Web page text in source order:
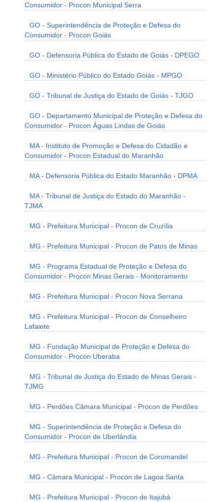
Consumidor - Procon Municipal Serra
GO - Superintendência de Proteção e Defesa do
Consumidor - Procon Goiás
GO - Defensoria Pública do Estado de Goiás - DPEGO
GO - Ministério Público do Estado Goiás - MPGO
GO - Tribunal de Justiça do Estado de Goiás - TJGO
GO - Departamento Municipal de Proteção e Defesa do
Consumidor - Procon Águas Lindas de Goiás
MA - Instituto de Promoção e Defesa do Cidadão e
Consumidor - Procon Estadual do Maranhão
MA - Defensoria Pública do Estado Maranhão - DPMA
MA - Tribunal de Justiça do Estado do Maranhão -
TJMA
MG - Prefeitura Municipal - Procon de Cruzília
MG - Prefeitura Municipal - Procon de Patos de Minas
MG - Programa Estadual de Proteção e Defesa do
Consumidor - Procon Minas Gerais - Monitoramento
MG - Prefeitura Municipal - Procon Nova Serrana
MG - Prefeitura Municipal - Procon de Conselheiro
Lafaiete
MG - Fundação Municipal de Proteção e Defesa do
Consumidor - Procon Uberaba
MG - Tribunal de Justiça do Estado de Minas Gerais -
TJMG
MG - Perdões Câmara Municipal - Procon de Perdões
MG - Superintendência de Proteção e Defesa do
Consumidor - Procon de Uberlândia
MG - Prefeitura Municipal - Procon de Coromandel
MG - Câmara Municipal - Procon de Lagoa Santa
MG - Prefeitura Municipal - Procon de Itajubá